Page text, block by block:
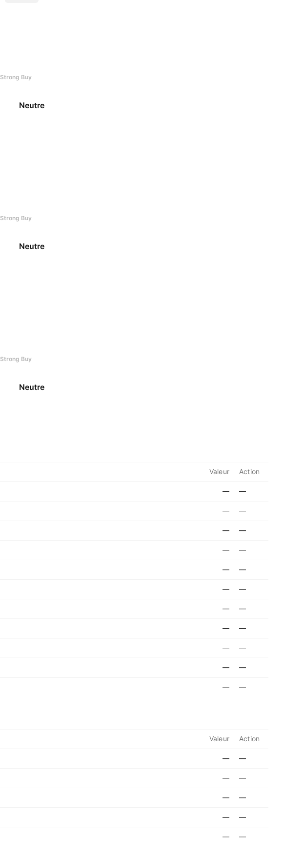
Strong Buy
Neutre
Strong Buy
Neutre
Strong Buy
Neutre
Valeur Action
— —
— —
— —
— —
— —
— —
— —
— —
— —
— —
— —
Valeur Action
— —
— —
— —
— —
— —